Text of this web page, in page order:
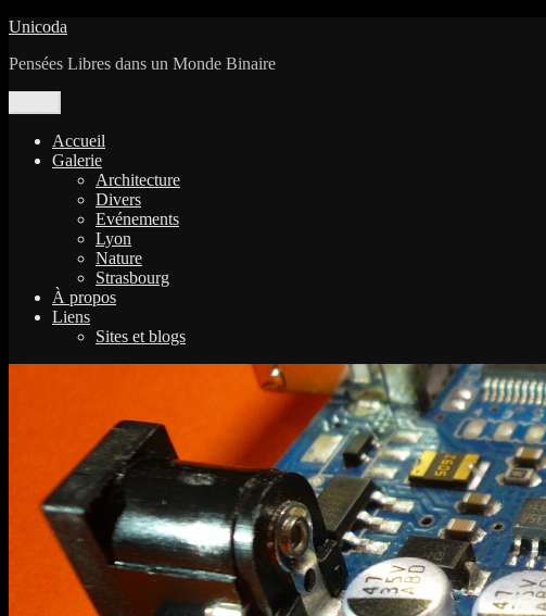
Aller
contenu
Unicoda
Pensées Libres dans un Monde Binaire
Accueil
Galerie
Architecture
Divers
Evénements
Lyon
Nature
Strasbourg
À propos
Liens
Sites et blogs